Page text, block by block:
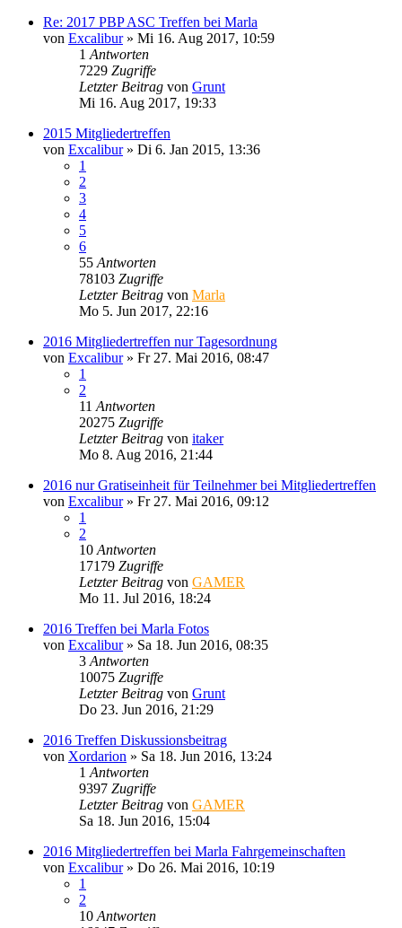
Re: 2017 PBP ASC Treffen bei Marla
von Excalibur» Mi 16. Aug 2017, 10:59
1 Antworten
7229 Zugriffe
Letzter Beitrag von Grunt
Mi 16. Aug 2017, 19:33
2015 Mitgliedertreffen
von Excalibur» Di 6. Jan 2015, 13:36
1
2
3
4
5
6
55 Antworten
78103 Zugriffe
Letzter Beitrag von Marla
Mo 5. Jun 2017, 22:16
2016 Mitgliedertreffen nur Tagesordnung
von Excalibur» Fr 27. Mai 2016, 08:47
1
2
11 Antworten
20275 Zugriffe
Letzter Beitrag von itaker
Mo 8. Aug 2016, 21:44
2016 nur Gratiseinheit für Teilnehmer bei Mitgliedertreffen
von Excalibur» Fr 27. Mai 2016, 09:12
1
2
10 Antworten
17179 Zugriffe
Letzter Beitrag von GAMER
Mo 11. Jul 2016, 18:24
2016 Treffen bei Marla Fotos
von Excalibur» Sa 18. Jun 2016, 08:35
3 Antworten
10075 Zugriffe
Letzter Beitrag von Grunt
Do 23. Jun 2016, 21:29
2016 Treffen Diskussionsbeitrag
von Xordarion » Sa 18. Jun 2016, 13:24
1 Antworten
9397 Zugriffe
Letzter Beitrag von GAMER
Sa 18. Jun 2016, 15:04
2016 Mitgliedertreffen bei Marla Fahrgemeinschaften
von Excalibur» Do 26. Mai 2016, 10:19
1
2
10 Antworten